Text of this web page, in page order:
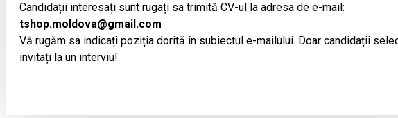
Candidații interesați sunt rugați sa trimită CV-ul la adresa de e-mail:
tshop.moldova@gmail.com
Vă rugăm sa indicați poziția dorită în subiectul e-mailului. Doar candidații
invitați la un interviu!